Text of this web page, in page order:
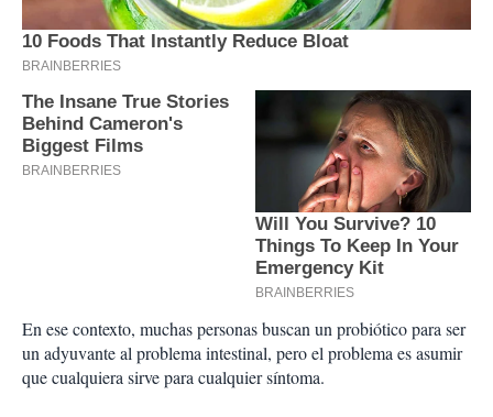
En ese contexto, muchas personas buscan un probiótico para ser
un adyuvante al problema intestinal, pero el problema es asumir
que cualquiera sirve para cualquier síntoma.